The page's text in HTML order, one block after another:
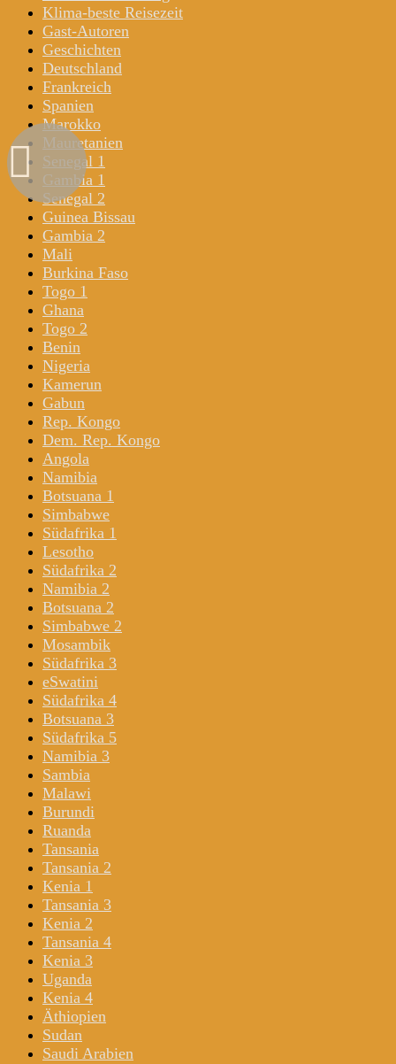
Klima-beste Reisezeit
Gast-Autoren
Geschichten
Deutschland
Frankreich
Spanien
Marokko
Mauretanien
Senegal 1
Gambia 1
Senegal 2
Guinea Bissau
Gambia 2
Mali
Burkina Faso
Togo 1
Ghana
Togo 2
Benin
Nigeria
Kamerun
Gabun
Rep. Kongo
Dem. Rep. Kongo
Angola
Namibia
Botsuana 1
Simbabwe
Südafrika 1
Lesotho
Südafrika 2
Namibia 2
Botsuana 2
Simbabwe 2
Mosambik
Südafrika 3
eSwatini
Südafrika 4
Botsuana 3
Südafrika 5
Namibia 3
Sambia
Malawi
Burundi
Ruanda
Tansania
Tansania 2
Kenia 1
Tansania 3
Kenia 2
Tansania 4
Kenia 3
Uganda
Kenia 4
Äthiopien
Sudan
Saudi Arabien